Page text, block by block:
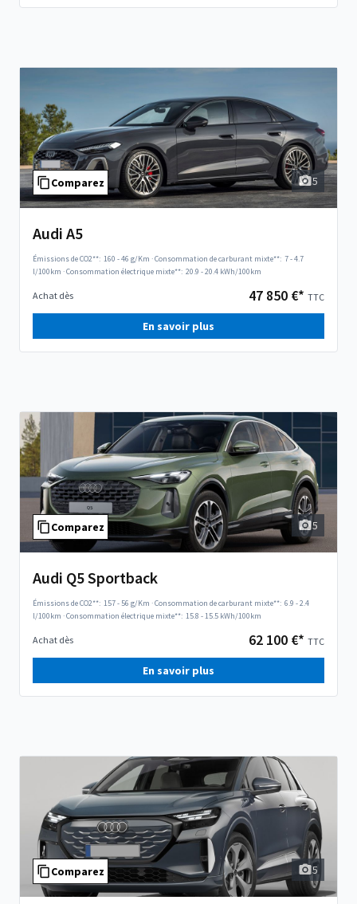
Comparez 5
Audi A5
Émissions de CO2**: 160 - 46 g/Km ·Consommation de carburant mixte**: 7 - 4.7
l/100km ·Consommation électrique mixte**: 20.9 - 20.4 kWh/100km
Achat dès 47 850 €* TTC
En savoir plus
Comparez 5
Audi Q5 Sportback
Émissions de CO2**: 157 - 56 g/Km ·Consommation de carburant mixte**: 6.9 - 2.4
l/100km ·Consommation électrique mixte**: 15.8 - 15.5 kWh/100km
Achat dès 62 100 €* TTC
En savoir plus
Comparez 5